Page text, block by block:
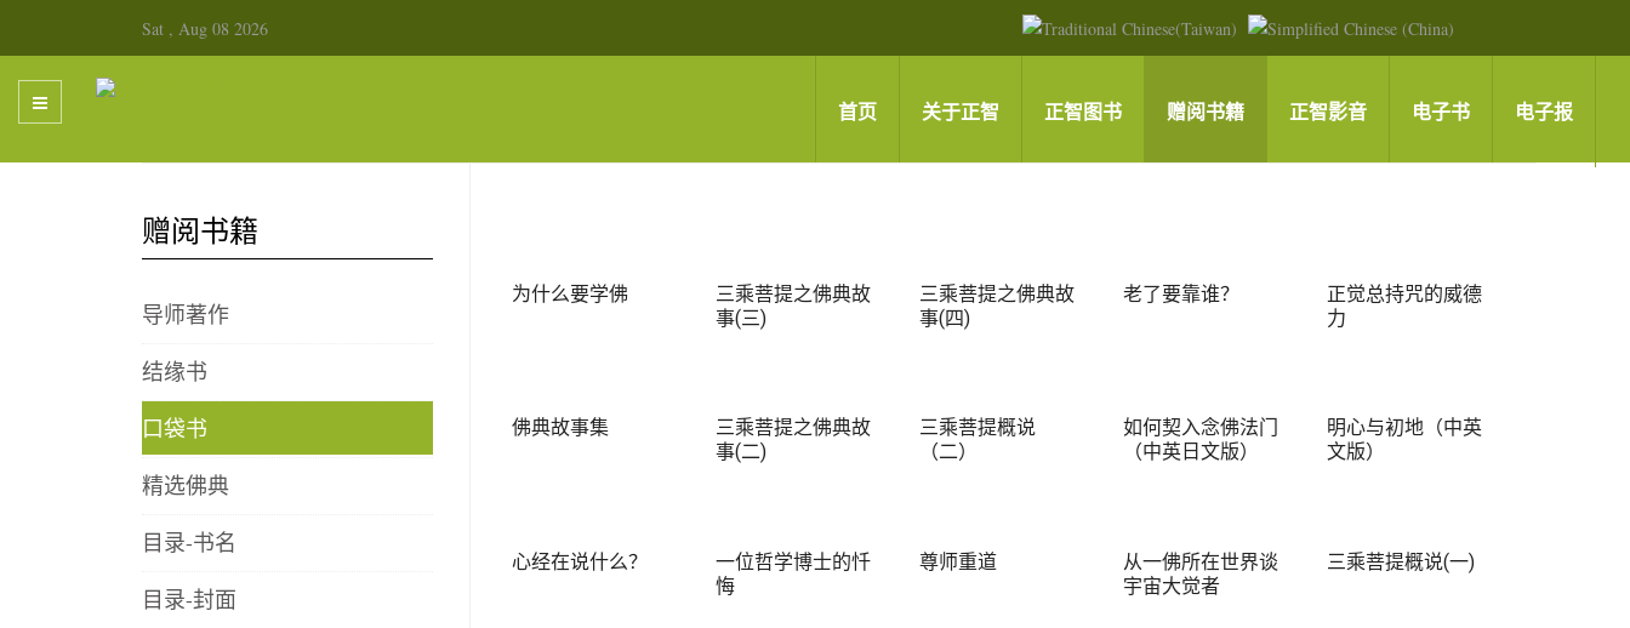
Sat , Aug 08 2026
首页 关于正智 正智图书 赠阅书籍 正智影音 电子书 电子报
为什么要学佛
三乘菩提之佛典故
事(三)
三乘菩提之佛典故
事(四)
老了要靠谁？
正觉总持咒的威德
力
佛典故事集
三乘菩提之佛典故
事(二)
三乘菩提概说
（二）
如何契入念佛法门
（中英日文版）
明心与初地（中英
文版）
心经在说什么？
一位哲学博士的忏
悔
尊师重道
从一佛所在世界谈
宇宙大觉者
三乘菩提概说(一)
赠阅书籍
导师著作
结缘书
口袋书
精选佛典
目录-书名
目录-封面